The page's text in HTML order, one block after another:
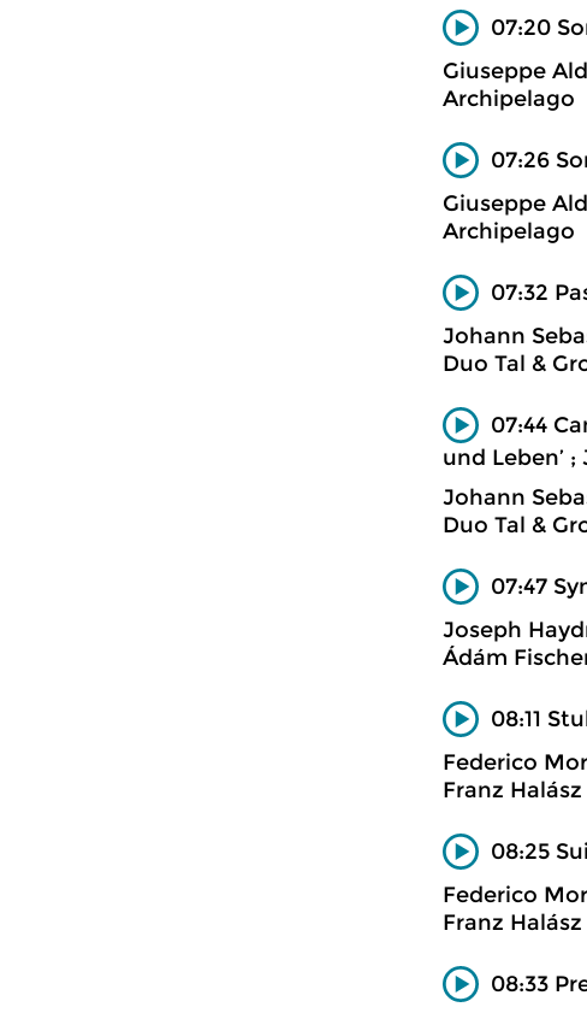
07:20
Giuseppe
Archipelago
07:26
Giuseppe
Archipelago
07:32
Johann
Duo Tal &
07:44
und Leben’
Johann
Duo Tal &
07:47
Joseph
Ádám
08:11
Federico
Franz
08:25
Federico
Franz
08:33